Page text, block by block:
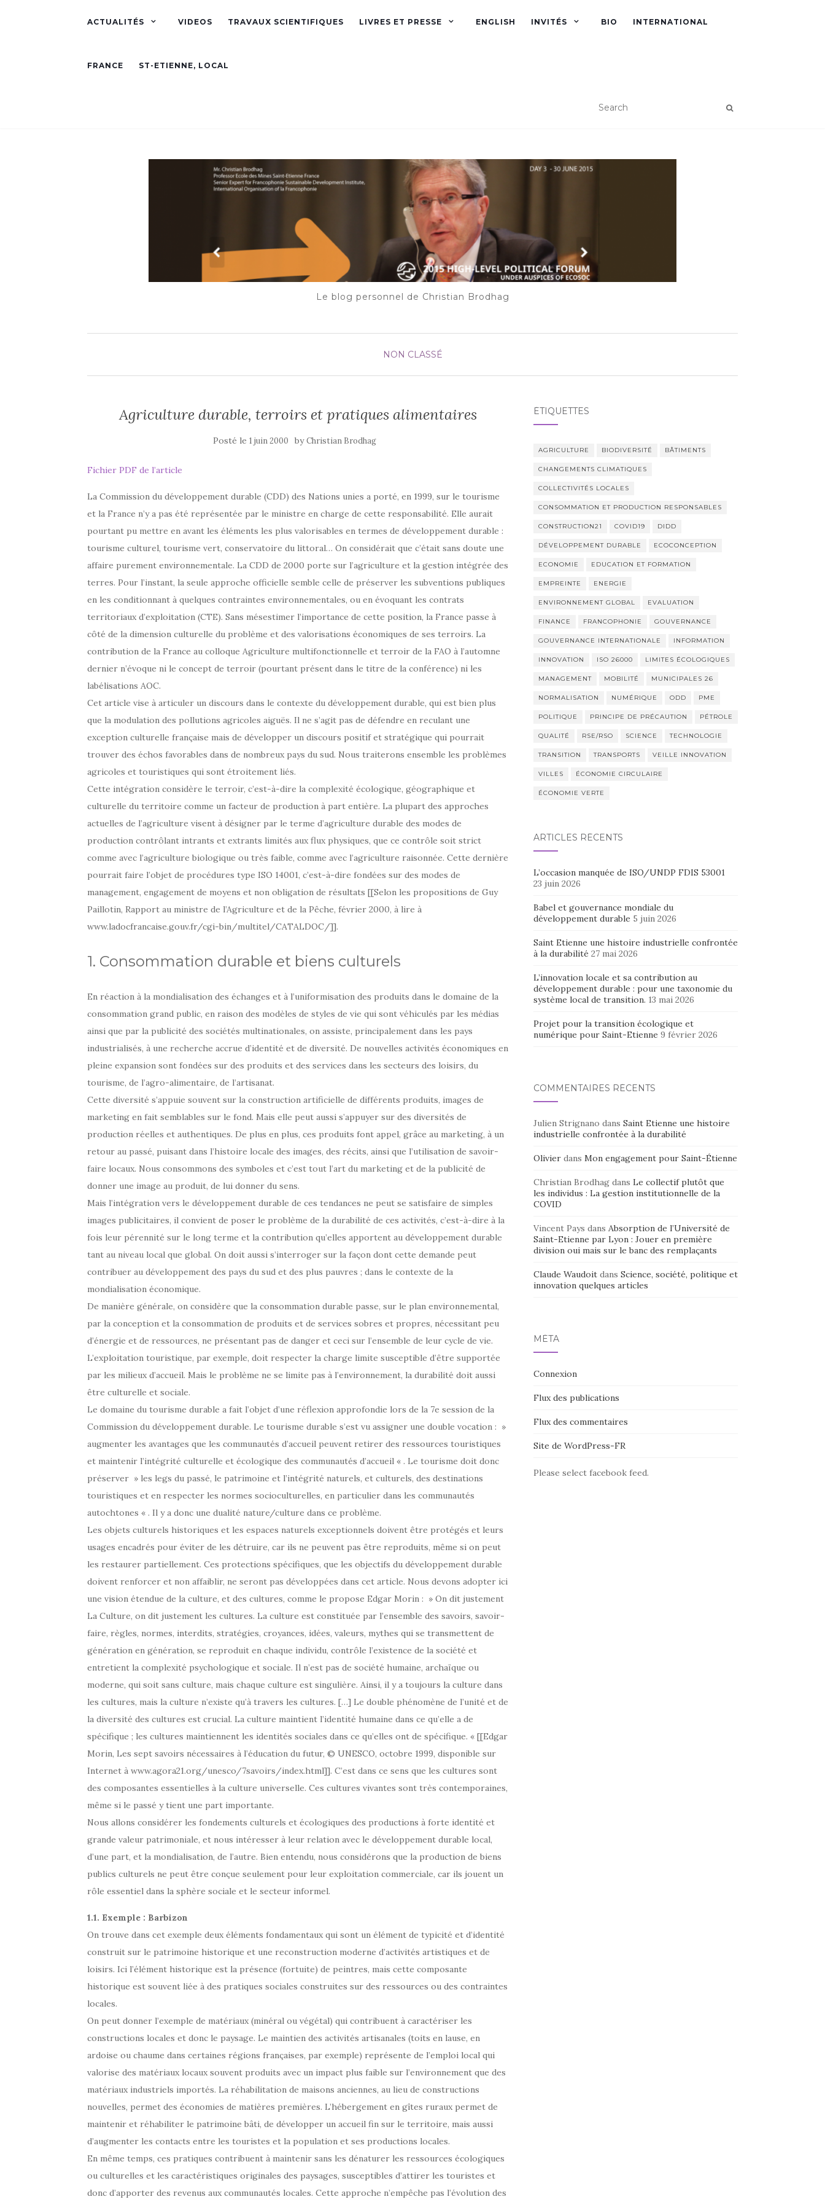
ACTUALITÉS VIDEOS TRAVAUX SCIENTIFIQUES LIVRES ET PRESSE ENGLISH INVITÉS BIO INTERNATIONAL
FRANCE ST-ETIENNE, LOCAL
Le blog personnel de Christian Brodhag
NON CLASSÉ
Agriculture durable, terroirs et pratiques alimentaires
Posté le1 juin 2000 byChristian Brodhag
Fichier PDF de l’article
La Commission du développement durable (CDD) des Nations unies a porté, en 1999, sur le tourisme
et la France n’y a pas été représentée par le ministre en charge de cette responsabilité. Elle aurait
pourtant pu mettre en avant les éléments les plus valorisables en termes de développement durable :
tourisme culturel, tourisme vert, conservatoire du littoral… On considérait que c’était sans doute une
affaire purement environnementale. La CDD de 2000 porte sur l’agriculture et la gestion intégrée des
terres. Pour l’instant, la seule approche officielle semble celle de préserver les subventions publiques
en les conditionnant à quelques contraintes environnementales, ou en évoquant les contrats
territoriaux d’exploitation (CTE). Sans mésestimer l’importance de cette position, la France passe à
côté de la dimension culturelle du problème et des valorisations économiques de ses terroirs. La
contribution de la France au colloque Agriculture multifonctionnelle et terroir de la FAO à l’automne
dernier n’évoque ni le concept de terroir (pourtant présent dans le titre de la conférence) ni les
labélisations AOC.
Cet article vise à articuler un discours dans le contexte du développement durable, qui est bien plus
que la modulation des pollutions agricoles aiguës. Il ne s’agit pas de défendre en reculant une
exception culturelle française mais de développer un discours positif et stratégique qui pourrait
trouver des échos favorables dans de nombreux pays du sud. Nous traiterons ensemble les problèmes
agricoles et touristiques qui sont étroitement liés.
Cette intégration considère le terroir, c’est-à-dire la complexité écologique, géographique et
culturelle du territoire comme un facteur de production à part entière. La plupart des approches
actuelles de l’agriculture visent à désigner par le terme d’agriculture durable des modes de
production contrôlant intrants et extrants limités aux flux physiques, que ce contrôle soit strict
comme avec l’agriculture biologique ou très faible, comme avec l’agriculture raisonnée. Cette dernière
pourrait faire l’objet de procédures type ISO 14001, c’est-à-dire fondées sur des modes de
management, engagement de moyens et non obligation de résultats [[Selon les propositions de Guy
Paillotin, Rapport au ministre de l’Agriculture et de la Pêche, février 2000, à lire à
www.ladocfrancaise.gouv.fr/cgi-bin/multitel/CATALDOC/]].
1. Consommation durable et biens culturels
En réaction à la mondialisation des échanges et à l’uniformisation des produits dans le domaine de la
consommation grand public, en raison des modèles de styles de vie qui sont véhiculés par les médias
ainsi que par la publicité des sociétés multinationales, on assiste, principalement dans les pays
industrialisés, à une recherche accrue d’identité et de diversité. De nouvelles activités économiques en
pleine expansion sont fondées sur des produits et des services dans les secteurs des loisirs, du
tourisme, de l’agro-alimentaire, de l’artisanat.
Cette diversité s’appuie souvent sur la construction artificielle de différents produits, images de
marketing en fait semblables sur le fond. Mais elle peut aussi s’appuyer sur des diversités de
production réelles et authentiques. De plus en plus, ces produits font appel, grâce au marketing, à un
retour au passé, puisant dans l’histoire locale des images, des récits, ainsi que l’utilisation de savoir-
faire locaux. Nous consommons des symboles et c’est tout l’art du marketing et de la publicité de
donner une image au produit, de lui donner du sens.
Mais l’intégration vers le développement durable de ces tendances ne peut se satisfaire de simples
images publicitaires, il convient de poser le problème de la durabilité de ces activités, c’est-à-dire à la
fois leur pérennité sur le long terme et la contribution qu’elles apportent au développement durable
tant au niveau local que global. On doit aussi s’interroger sur la façon dont cette demande peut
contribuer au développement des pays du sud et des plus pauvres ; dans le contexte de la
mondialisation économique.
De manière générale, on considère que la consommation durable passe, sur le plan environnemental,
par la conception et la consommation de produits et de services sobres et propres, nécessitant peu
d’énergie et de ressources, ne présentant pas de danger et ceci sur l’ensemble de leur cycle de vie.
L’exploitation touristique, par exemple, doit respecter la charge limite susceptible d’être supportée
par les milieux d’accueil. Mais le problème ne se limite pas à l’environnement, la durabilité doit aussi
être culturelle et sociale.
Le domaine du tourisme durable a fait l’objet d’une réflexion approfondie lors de la 7e session de la
Commission du développement durable. Le tourisme durable s’est vu assigner une double vocation : »
augmenter les avantages que les communautés d’accueil peuvent retirer des ressources touristiques
et maintenir l’intégrité culturelle et écologique des communautés d’accueil « . Le tourisme doit donc
préserver » les legs du passé, le patrimoine et l’intégrité naturels, et culturels, des destinations
touristiques et en respecter les normes socioculturelles, en particulier dans les communautés
autochtones « . Il y a donc une dualité nature/culture dans ce problème.
Les objets culturels historiques et les espaces naturels exceptionnels doivent être protégés et leurs
usages encadrés pour éviter de les détruire, car ils ne peuvent pas être reproduits, même si on peut
les restaurer partiellement. Ces protections spécifiques, que les objectifs du développement durable
doivent renforcer et non affaiblir, ne seront pas développées dans cet article. Nous devons adopter ici
une vision étendue de la culture, et des cultures, comme le propose Edgar Morin : » On dit justement
La Culture, on dit justement les cultures. La culture est constituée par l’ensemble des savoirs, savoir-
faire, règles, normes, interdits, stratégies, croyances, idées, valeurs, mythes qui se transmettent de
génération en génération, se reproduit en chaque individu, contrôle l’existence de la société et
entretient la complexité psychologique et sociale. Il n’est pas de société humaine, archaïque ou
moderne, qui soit sans culture, mais chaque culture est singulière. Ainsi, il y a toujours la culture dans
les cultures, mais la culture n’existe qu’à travers les cultures. […] Le double phénomène de l’unité et de
la diversité des cultures est crucial. La culture maintient l’identité humaine dans ce qu’elle a de
spécifique ; les cultures maintiennent les identités sociales dans ce qu’elles ont de spécifique. « [[Edgar
Morin, Les sept savoirs nécessaires à l’éducation du futur, © UNESCO, octobre 1999, disponible sur
Internet à www.agora21.org/unesco/7savoirs/index.html]]. C’est dans ce sens que les cultures sont
des composantes essentielles à la culture universelle. Ces cultures vivantes sont très contemporaines,
même si le passé y tient une part importante.
Nous allons considérer les fondements culturels et écologiques des productions à forte identité et
grande valeur patrimoniale, et nous intéresser à leur relation avec le développement durable local,
d’une part, et la mondialisation, de l’autre. Bien entendu, nous considérons que la production de biens
publics culturels ne peut être conçue seulement pour leur exploitation commerciale, car ils jouent un
rôle essentiel dans la sphère sociale et le secteur informel.
1.1. Exemple : Barbizon
On trouve dans cet exemple deux éléments fondamentaux qui sont un élément de typicité et d’identité
construit sur le patrimoine historique et une reconstruction moderne d’activités artistiques et de
loisirs. Ici l’élément historique est la présence (fortuite) de peintres, mais cette composante
historique est souvent liée à des pratiques sociales construites sur des ressources ou des contraintes
locales.
On peut donner l’exemple de matériaux (minéral ou végétal) qui contribuent à caractériser les
constructions locales et donc le paysage. Le maintien des activités artisanales (toits en lause, en
ardoise ou chaume dans certaines régions françaises, par exemple) représente de l’emploi local qui
valorise des matériaux locaux souvent produits avec un impact plus faible sur l’environnement que des
matériaux industriels importés. La réhabilitation de maisons anciennes, au lieu de constructions
nouvelles, permet des économies de matières premières. L’hébergement en gîtes ruraux permet de
maintenir et réhabiliter le patrimoine bâti, de développer un accueil fin sur le territoire, mais aussi
d’augmenter les contacts entre les touristes et la population et ses productions locales.
En même temps, ces pratiques contribuent à maintenir sans les dénaturer les ressources écologiques
ou culturelles et les caractéristiques originales des paysages, susceptibles d’attirer les touristes et
donc d’apporter des revenus aux communautés locales. Cette approche n’empêche pas l’évolution des
ÉTIQUETTES
AGRICULTURE BIODIVERSITÉ BÂTIMENTS
CHANGEMENTS CLIMATIQUES
COLLECTIVITÉS LOCALES
CONSOMMATION ET PRODUCTION RESPONSABLES
CONSTRUCTION21 COVID19 DIDD
DÉVELOPPEMENT DURABLE ECOCONCEPTION
ECONOMIE EDUCATION ET FORMATION
EMPREINTE ENERGIE
ENVIRONNEMENT GLOBAL EVALUATION
FINANCE FRANCOPHONIE GOUVERNANCE
GOUVERNANCE INTERNATIONALE INFORMATION
INNOVATION ISO 26000 LIMITES ÉCOLOGIQUES
MANAGEMENT MOBILITÉ MUNICIPALES 26
NORMALISATION NUMÉRIQUE ODD PME
POLITIQUE PRINCIPE DE PRÉCAUTION PÉTROLE
QUALITÉ RSE/RSO SCIENCE TECHNOLOGIE
TRANSITION TRANSPORTS VEILLE INNOVATION
VILLES ÉCONOMIE CIRCULAIRE
ÉCONOMIE VERTE
ARTICLES RÉCENTS
L’occasion manquée de ISO/UNDP FDIS 53001
23 juin 2026
Babel et gouvernance mondiale du
développement durable 5 juin 2026
Saint Etienne une histoire industrielle confrontée
à la durabilité 27 mai 2026
L’innovation locale et sa contribution au
développement durable : pour une taxonomie du
système local de transition. 13 mai 2026
Projet pour la transition écologique et
numérique pour Saint-Etienne 9 février 2026
COMMENTAIRES RÉCENTS
Julien Strignano dans Saint Etienne une histoire
industrielle confrontée à la durabilité
Olivierdans Mon engagement pour Saint-Étienne
Christian Brodhagdans Le collectif plutôt que
les individus : La gestion institutionnelle de la
COVID
Vincent Pays dans Absorption de l’Université de
Saint-Etienne par Lyon : Jouer en première
division oui mais sur le banc des remplaçants
Claude Waudoitdans Science, société, politique et
innovation quelques articles
MÉTA
Connexion
Flux des publications
Flux des commentaires
Site de WordPress-FR
Please select facebook feed.